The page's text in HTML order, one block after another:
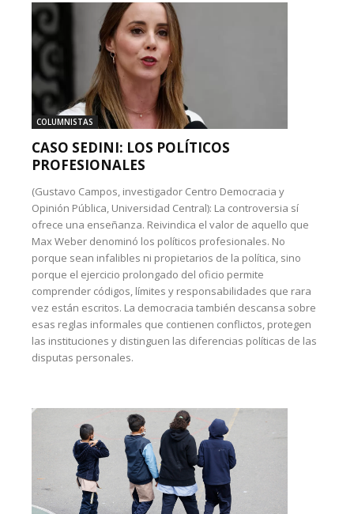
COLUMNISTAS
CASO SEDINI: LOS POLÍTICOS
PROFESIONALES
(Gustavo Campos, investigador Centro Democracia y
Opinión Pública, Universidad Central): La controversia sí
ofrece una enseñanza. Reivindica el valor de aquello que
Max Weber denominó los políticos profesionales. No
porque sean infalibles ni propietarios de la política, sino
porque el ejercicio prolongado del oficio permite
comprender códigos, límites y responsabilidades que rara
vez están escritos. La democracia también descansa sobre
esas reglas informales que contienen conflictos, protegen
las instituciones y distinguen las diferencias políticas de las
disputas personales.